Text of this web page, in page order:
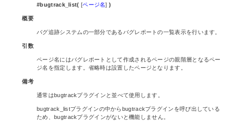
#bugtrack_list( [ページ名])
概要
バグ追跡システムの一部分であるバグレポートの一覧表示を行います。
引数
ページ名にはバグレポートとして作成されるページの親階層となるペー
ジ名を指定します。省略時は設置したページとなります。
備考
通常はbugtrackプラグインと並べて使用します。
bugtrack_listプラグインの中からbugtrackプラグインを呼び出している
ため、bugtrackプラグインがないと機能しません。